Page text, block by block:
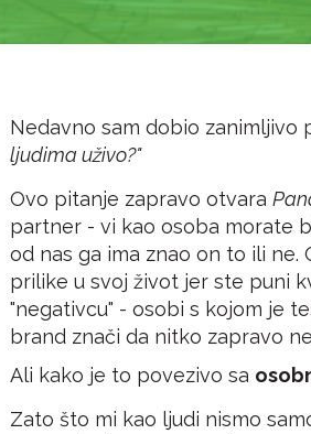
Nedavno sam dobio zanimljivo
ljudima uživo?"
Ovo pitanje zapravo otvara
partner - vi kao osoba morate
od nas ga ima znao on to ili
prilike u svoj život jer ste puni
"negativcu" - osobi s kojom je
brand znači da nitko zapravo
Ali kako je to povezivo sa
Zato što mi kao ljudi nismo